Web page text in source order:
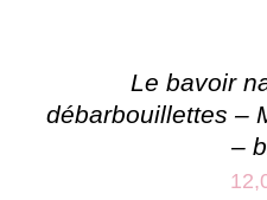
Le bavoir
débarbouillettes –
–